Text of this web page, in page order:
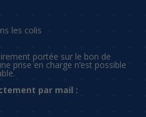
les colis
portée sur le bon de
prise en charge n’est possible
par mail :